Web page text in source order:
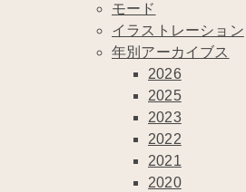
モード
イラストレーション
年別アーカイブス
2026
2025
2023
2022
2021
2020